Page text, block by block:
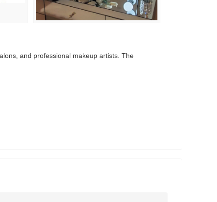
and professional makeup artists. The